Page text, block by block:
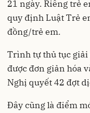
21 ngày. Riêng trẻ
quy định Luật Trẻ
đồng/trẻ em.
Trình tự thủ tục giải
được đơn giản hóa
Nghị quyết 42 đợt
Đây cũng là điểm